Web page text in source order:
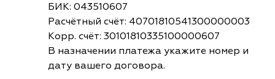
БИК: 043510607
Расчётный счёт: 40701810541300000003
Корр. счёт: 30101810335100000607
В назначении платежа укажите номер и
дату вашего договора.